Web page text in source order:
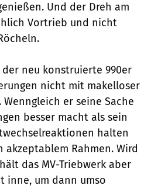
Und der Dreh am
Vortrieb und nicht
neu konstruierte 990er
nicht mit makelloser
er seine Sache
besser macht als sein
halten
akzeptablem Rahmen. Wird
das MV-Triebwerk aber
inne, um dann umso